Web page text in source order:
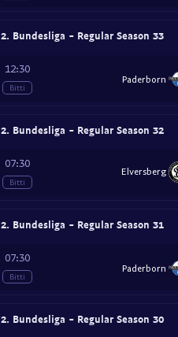
2. Bundesliga - Regular Season 33
12:30
Bitti
Paderborn
2. Bundesliga - Regular Season 32
07:30
Bitti
Elversberg
2. Bundesliga - Regular Season 31
07:30
Bitti
Paderborn
2. Bundesliga - Regular Season 30